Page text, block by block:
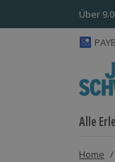
Über
Alle
Home /